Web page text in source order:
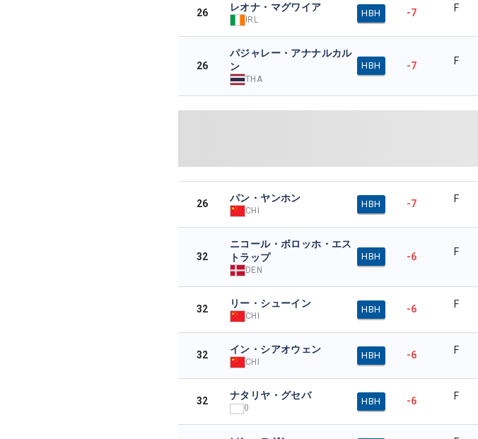
26 レオナ・マグワイア
IRL
HBH -7 F
26
パジャレー・アナナルカル
ン
THA
HBH -7 F
26 パン・ヤンホン
CHI
HBH -7 F
32
ニコール・ボロッホ・エス
トラップ
DEN
HBH -6 F
32 リー・シューイン
CHI
HBH -6 F
32 イン・シアオウェン
CHI
HBH -6 F
32 ナタリヤ・グセバ
0
HBH -6 F